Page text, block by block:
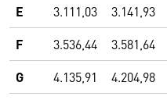
E 3.111,03 3.141,93
F 3.536,44 3.581,64
G 4.135,91 4.204,98